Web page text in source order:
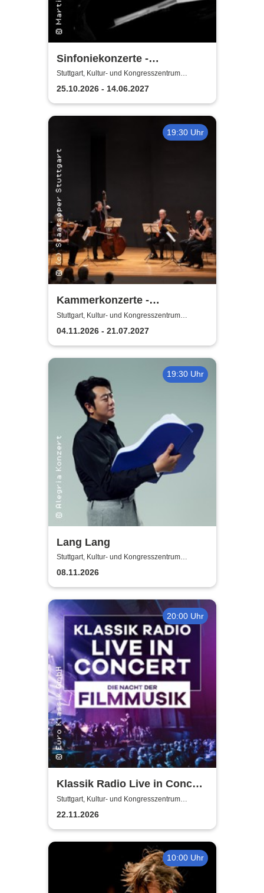
Sinfoniekonzerte -
Staatstheater Stuttgart
Stuttgart, Kultur- und Kongresszentrum
Liederhalle Stuttgart
25.10.2026 - 14.06.2027
19:30 Uhr
Kammerkonzerte -
Staatstheater Stuttgart
Stuttgart, Kultur- und Kongresszentrum
Liederhalle Stuttgart
04.11.2026 - 21.07.2027
19:30 Uhr
Lang Lang
Stuttgart, Kultur- und Kongresszentrum
Liederhalle Stuttgart
08.11.2026
20:00 Uhr
Klassik Radio Live in Concert
- Die Nacht der Filmmusik
2026
Stuttgart, Kultur- und Kongresszentrum
Liederhalle Stuttgart
22.11.2026
10:00 Uhr